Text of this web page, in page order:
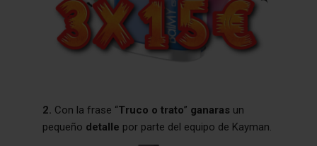
2. Con la frase “Truco o trato” ganaras un
pequeño detalle por parte del equipo de Kayman.